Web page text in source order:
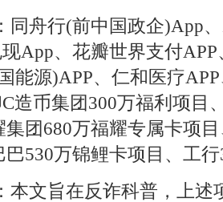
同舟行(前中国政企)App
App、花瓣世界支付
能源)APP、仁和医疗
造币集团300万福利项目
集团680万福耀专属卡项
530万锦鲤卡项目、工
本文旨在反诈科普，上述